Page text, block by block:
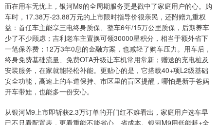
而在用车无忧上，银河M9的全周期服务更是戳中了家庭用户的心。购
车时，17.38万-23.88万元的上市限时指导价很亲民，还附赠九重权
益：首任车主能享三电终身质保、整车6年/15万公里质保，后期养车
少了不少顾虑；吉利老车主置换可领30000星积分，相当于额外省下
一笔保养费；12万3年0息的金融方案，也减轻了购车压力。用车后，
终身免费基础流量、免费OTA升级让车机常用常新；赠送的充电桩及
安装服务，在家就能轻松补能。更贴心的是，它搭载40+项L2级基础
安全功能，高速上的车道保持、市区里的盲区提醒，哪怕是新手爸妈
开车带娃，也能多一份安心。
从银河M9上市即斩获2.3万订单的开门红不难看出，家庭用户选车早
已不只看配置表，更看重能不能省心、省成本。银河M9用低能耗+全